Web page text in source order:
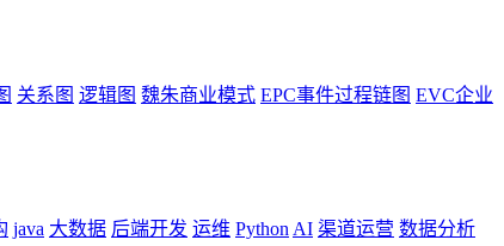
关系图 逻辑图 魏朱商业模式 EPC事件过程链图 EVC企业
java 大数据 后端开发 运维 Python AI 渠道运营 数据分析